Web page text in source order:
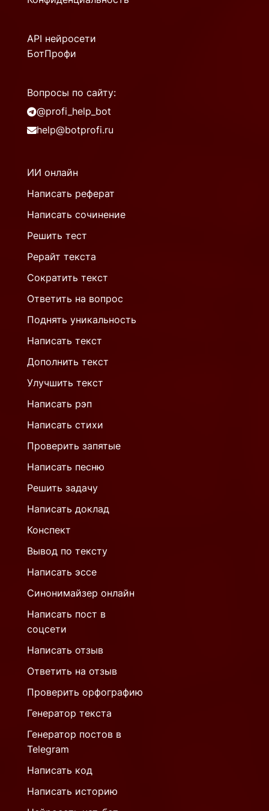
API нейросети
БотПрофи
Вопросы по сайту:
@profi_help_bot
help@botprofi.ru
ИИ онлайн
Написать реферат
Написать сочинение
Решить тест
Рерайт текста
Сократить текст
Ответить на вопрос
Поднять уникальность
Написать текст
Дополнить текст
Улучшить текст
Написать рэп
Написать стихи
Проверить запятые
Написать песню
Решить задачу
Написать доклад
Конспект
Вывод по тексту
Написать эссе
Синонимайзер онлайн
Написать пост в
соцсети
Написать отзыв
Ответить на отзыв
Проверить орфографию
Генератор текста
Генератор постов в
Telegram
Написать код
Написать историю